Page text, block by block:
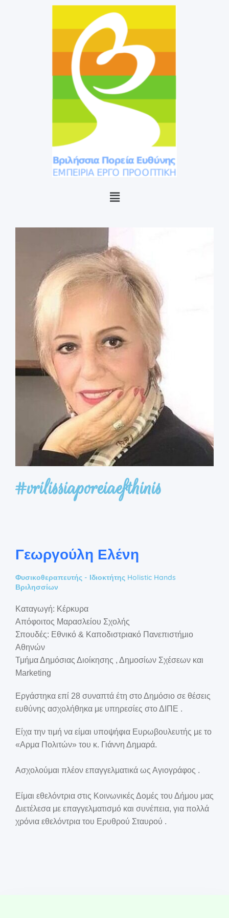
#vrilissiaporeiaefthinis
Γεωργούλη Ελένη
Φυσικοθεραπευτής - Ιδιοκτήτης Holistic Hands
Βριλησσίων
Καταγωγή: Κέρκυρα
Απόφοιτος Μαρασλείου Σχολής
Σπουδές: Εθνικό & Καποδιστριακό Πανεπιστήμιο
Αθηνών
Τμήμα Δημόσιας Διοίκησης , Δημοσίων Σχέσεων και
Marketing
Εργάστηκα επί 28 συναπτά έτη στο Δημόσιο σε θέσεις
ευθύνης ασχολήθηκα με υπηρεσίες στο ΔΙΠΕ .
Είχα την τιμή να είμαι υποψήφια Ευρωβουλευτής με το
«Αρμα Πολιτών» του κ. Γιάννη Δημαρά.
Ασχολούμαι πλέον επαγγελματικά ως Αγιογράφος .
Είμαι εθελόντρια στις Κοινωνικές Δομές του Δήμου μας
Διετέλεσα με επαγγελματισμό και συνέπεια, για πολλά
χρόνια εθελόντρια του Ερυθρού Σταυρού .